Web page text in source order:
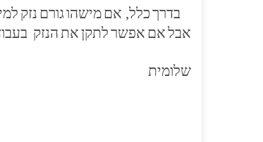
בדרךכלל, אםמישהוגורם נזק
אבלאם אפשרלתקןאתהנזק
שלומית